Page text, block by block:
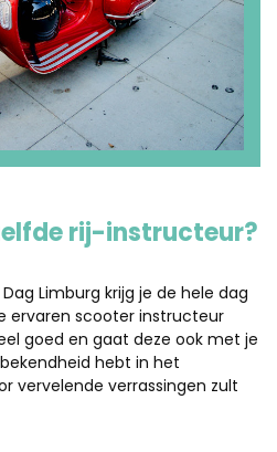
rij-instructeur?
Dag Limburg krijg je de hele dag
ervaren scooter instructeur
goed en gaat deze ook met je
hebt in het
vervelende verrassingen zult